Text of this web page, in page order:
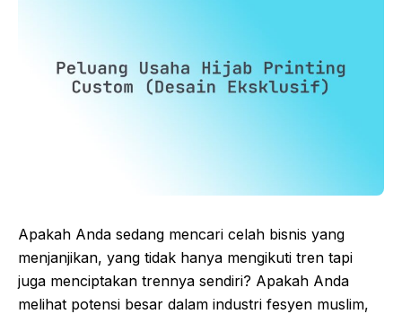
Apakah Anda sedang mencari celah bisnis yang
menjanjikan, yang tidak hanya mengikuti tren tapi
juga menciptakan trennya sendiri? Apakah Anda
melihat potensi besar dalam industri fesyen muslim,